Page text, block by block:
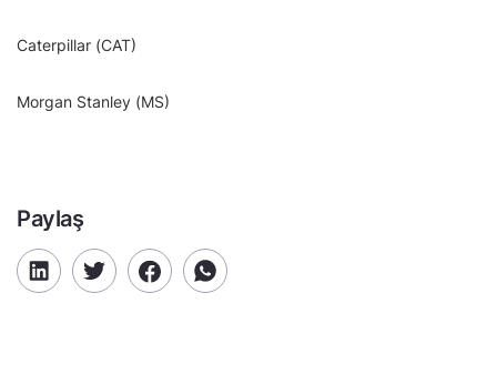
Caterpillar (CAT)
Morgan Stanley (MS)
Paylaş